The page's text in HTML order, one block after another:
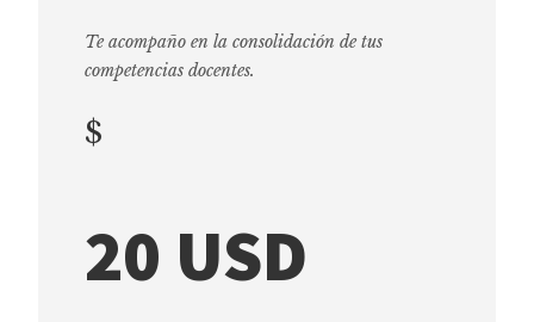
Te acompaño en la consolidación de tus
competencias docentes.
$
20 USD